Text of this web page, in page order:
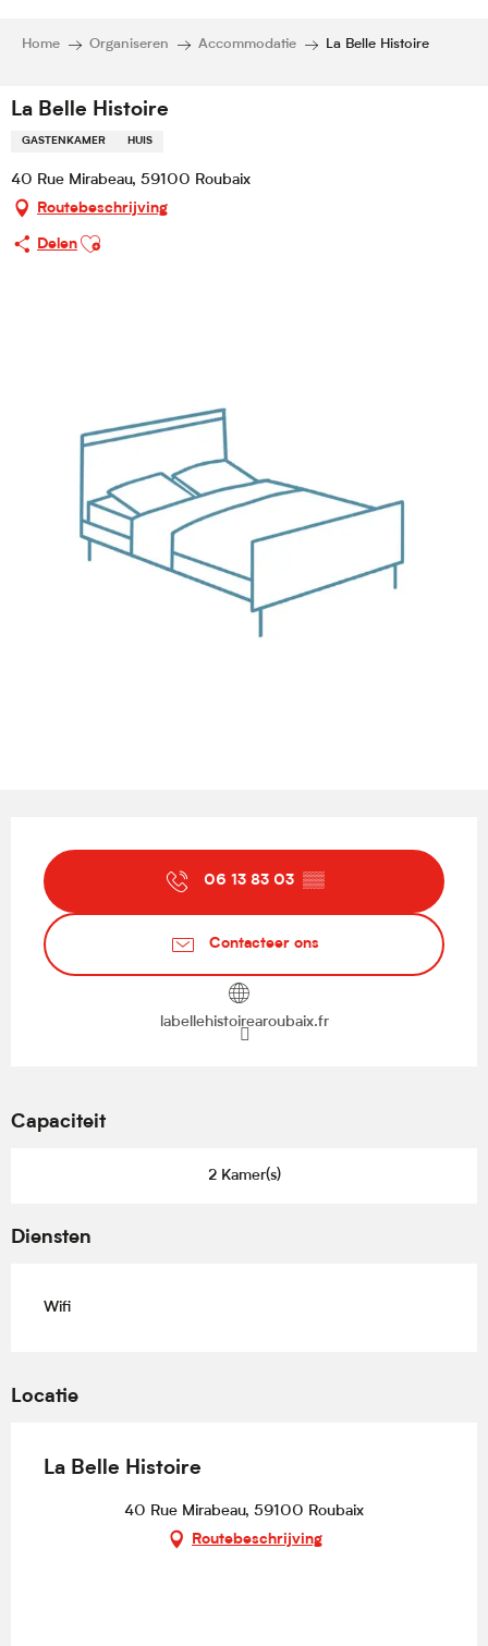
Home Organiseren Accommodatie La Belle Histoire
La Belle Histoire
GASTENKAMER HUIS
40 Rue Mirabeau, 59100 Roubaix
Routebeschrijving
Delen
Ajouter aux favoris
06 13 83 03 ▒▒
Contacteer ons
labellehistoirearoubaix.fr
Capaciteit
2 Kamer(s)
Diensten
Wifi
Locatie
La Belle Histoire
40 Rue Mirabeau, 59100 Roubaix
Routebeschrijving